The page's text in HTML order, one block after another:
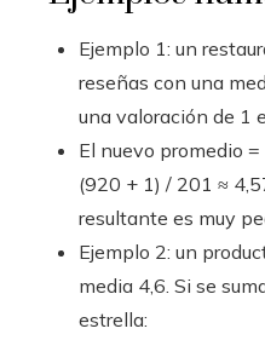
Ejemplo 1: un
reseñas con una
una valoración de 1
El nuevo promedio
(920 + 1) / 201 ≈
resultante es muy
Ejemplo 2: un
media 4,6. Si se
estrella: